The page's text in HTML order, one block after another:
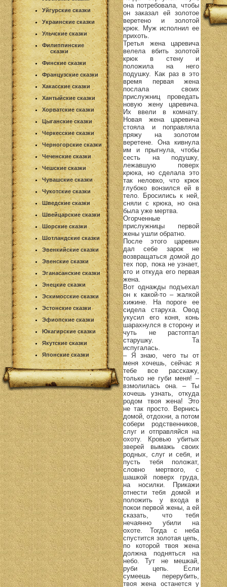
Уйгурские сказки
Украинские сказки
Ульчские сказки
Филиппинские
сказки
Финские сказки
Французские сказки
Хакасские сказки
Хантыйские сказки
Хорватские сказки
Цыганские сказки
Черкесские сказки
Черногорские сказки
Чеченские сказки
Чешские сказки
Чувашские сказки
Чукотские сказки
Шведские сказки
Швейцарские сказки
Шорские сказки
Шотландские сказки
Эвенкийские сказки
Эвенские сказки
Эганасанские сказки
Энецкие сказки
Эскимосские сказки
Эстонские сказки
Эфиопские сказки
Юкагирские сказки
Якутские сказки
Японские сказки
она потребовала, чтобы
он заказал ей золотое
веретено и золотой
крюк. Муж исполнил ее
прихоть.
Третья жена царевича
велела вбить золотой
крюк в стену и
положила на него
подушку. Как раз в это
время первая жена
послала своих
прислужниц проведать
новую жену царевича.
Их ввели в комнату.
Новая жена царевича
стояла и поправляла
пряжу на золотом
веретене. Она кивнула
им и прыгнула, чтобы
сесть на подушку,
лежавшую поверх
крюка, но сделала это
так неловко, что крюк
глубоко вонзился ей в
тело. Бросились к ней,
сняли с крюка, но она
была уже мертва.
Огорченные
прислужницы первой
жены ушли обратно.
После этого царевич
дал себе зарок не
возвращаться домой до
тех пор, пока не узнает,
кто и откуда его первая
жена.
Вот однажды подъехал
он к какой-то – жалкой
хижине. На пороге ее
сидела старуха. Овод
укусил его коня, конь
шарахнулся в сторону и
чуть не растоптал
старушку. Та
испугалась.
– Я знаю, чего ты от
меня хочешь, сейчас я
тебе все расскажу,
только не губи меня! –
взмолилась она. – Ты
хочешь узнать, откуда
родом твоя жена! Это
не так просто. Вернись
домой, отдохни, а потом
собери родственников,
слуг и отправляйся на
охоту. Кровью убитых
зверей вымажь своих
родных, слуг и себя, и
пусть тебя положат,
словно мертвого, с
шашкой поверх груда,
на носилки. Прикажи
отнести тебя домой и
положить у входа в
покои первой жены, а ей
сказать, что тебя
нечаянно убили на
охоте. Тогда с неба
спустится золотая цепь,
по которой твоя жена
должна подняться на
небо. Тут не мешкай,
руби цепь. Если
сумеешь перерубить,
твоя жена останется у